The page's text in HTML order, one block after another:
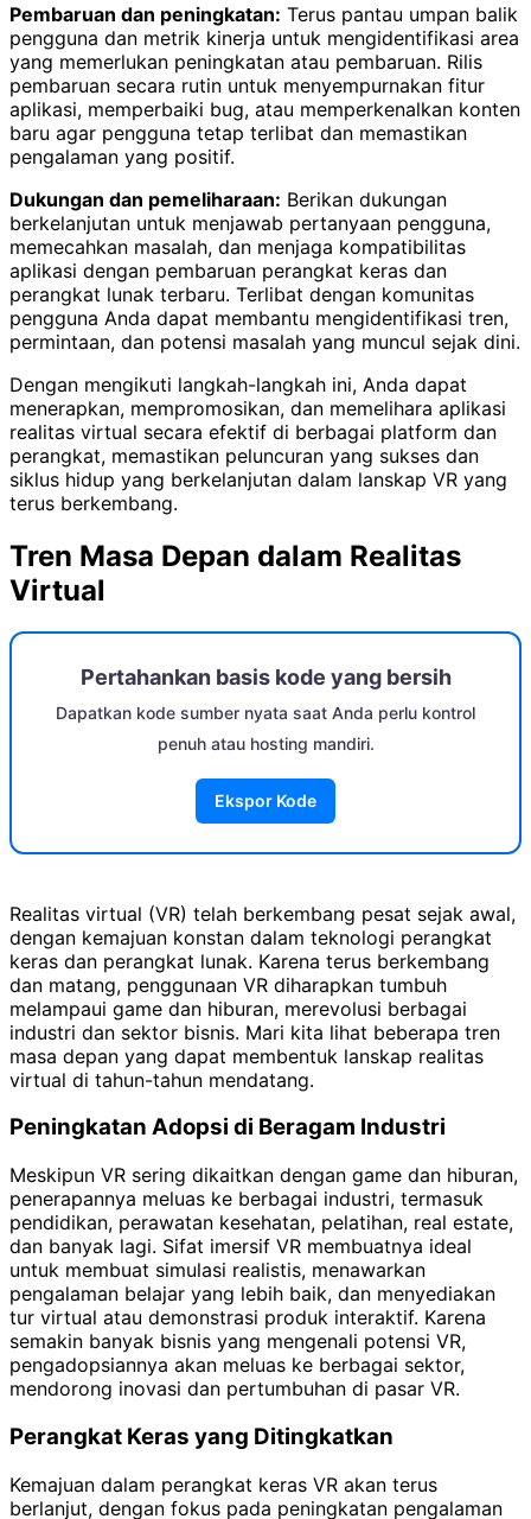
Pembaruan dan peningkatan: Terus pantau umpan balik
pengguna dan metrik kinerja untuk mengidentifikasi area
yang memerlukan peningkatan atau pembaruan. Rilis
pembaruan secara rutin untuk menyempurnakan fitur
aplikasi, memperbaiki bug, atau memperkenalkan konten
baru agar pengguna tetap terlibat dan memastikan
pengalaman yang positif.
Dukungan dan pemeliharaan: Berikan dukungan
berkelanjutan untuk menjawab pertanyaan pengguna,
memecahkan masalah, dan menjaga kompatibilitas
aplikasi dengan pembaruan perangkat keras dan
perangkat lunak terbaru. Terlibat dengan komunitas
pengguna Anda dapat membantu mengidentifikasi tren,
permintaan, dan potensi masalah yang muncul sejak dini.
Dengan mengikuti langkah-langkah ini, Anda dapat
menerapkan, mempromosikan, dan memelihara aplikasi
realitas virtual secara efektif di berbagai platform dan
perangkat, memastikan peluncuran yang sukses dan
siklus hidup yang berkelanjutan dalam lanskap VR yang
terus berkembang.
Tren Masa Depan dalam Realitas
Virtual
Pertahankan basis kode yang bersih
Dapatkan kode sumber nyata saat Anda perlu kontrol
penuh atau hosting mandiri.
Ekspor Kode
Realitas virtual (VR) telah berkembang pesat sejak awal,
dengan kemajuan konstan dalam teknologi perangkat
keras dan perangkat lunak. Karena terus berkembang
dan matang, penggunaan VR diharapkan tumbuh
melampaui game dan hiburan, merevolusi berbagai
industri dan sektor bisnis. Mari kita lihat beberapa tren
masa depan yang dapat membentuk lanskap realitas
virtual di tahun-tahun mendatang.
Peningkatan Adopsi di Beragam Industri
Meskipun VR sering dikaitkan dengan game dan hiburan,
penerapannya meluas ke berbagai industri, termasuk
pendidikan, perawatan kesehatan, pelatihan, real estate,
dan banyak lagi. Sifat imersif VR membuatnya ideal
untuk membuat simulasi realistis, menawarkan
pengalaman belajar yang lebih baik, dan menyediakan
tur virtual atau demonstrasi produk interaktif. Karena
semakin banyak bisnis yang mengenali potensi VR,
pengadopsiannya akan meluas ke berbagai sektor,
mendorong inovasi dan pertumbuhan di pasar VR.
Perangkat Keras yang Ditingkatkan
Kemajuan dalam perangkat keras VR akan terus
berlanjut, dengan fokus pada peningkatan pengalaman